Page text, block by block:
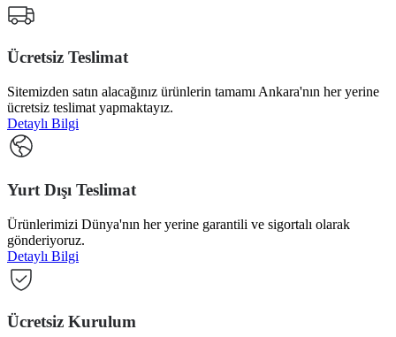
Ücretsiz Teslimat
Sitemizden satın alacağınız ürünlerin tamamı Ankara'nın her yerine
ücretsiz teslimat yapmaktayız.
Detaylı Bilgi
Yurt Dışı Teslimat
Ürünlerimizi Dünya'nın her yerine garantili ve sigortalı olarak
gönderiyoruz.
Detaylı Bilgi
Ücretsiz Kurulum